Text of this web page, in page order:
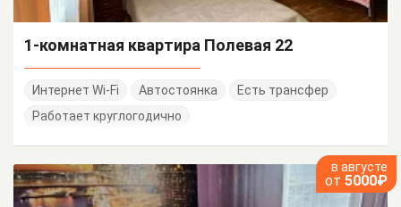
1-комнатная квартира Полевая 22
Интернет Wi-Fi Автостоянка
Есть трансфер
Работает круглогодично
в августе
от 5000₽